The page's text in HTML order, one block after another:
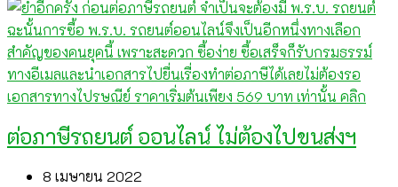
ต่อภาษีรถยนต์ ออนไลน์ ไม่ต้องไปขนส่งฯ
8 เมษายน 2022